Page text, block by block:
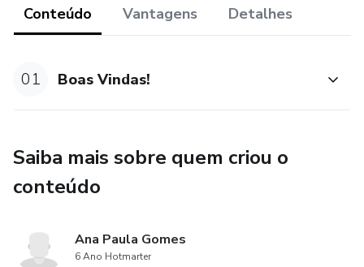
Conteúdo Vantagens Detalhes
01 Boas Vindas!
Saiba mais sobre quem criou o
conteúdo
Ana Paula Gomes
6 Ano Hotmarter